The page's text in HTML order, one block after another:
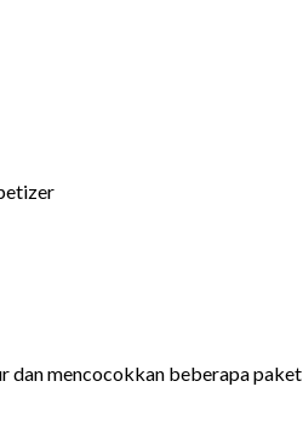
dan mencocokkan beberapa paket